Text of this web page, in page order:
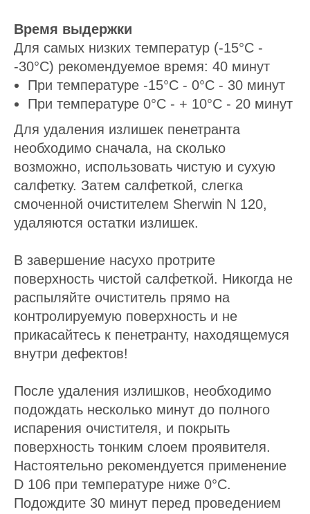
Время выдержки
Для самых низких температур (-15°С -
-30°С) рекомендуемое время: 40 минут
При температуре -15°С - 0°С - 30 минут
При температуре 0°С - + 10°С - 20 минут
Для удаления излишек пенетранта
необходимо сначала, на сколько
возможно, использовать чистую и сухую
салфетку. Затем салфеткой, слегка
смоченной очистителем Sherwin N 120,
удаляются остатки излишек.
В завершение насухо протрите
поверхность чистой салфеткой. Никогда не
распыляйте очиститель прямо на
контролируемую поверхность и не
прикасайтесь к пенетранту, находящемуся
внутри дефектов!
После удаления излишков, необходимо
подождать несколько минут до полного
испарения очистителя, и покрыть
поверхность тонким слоем проявителя.
Настоятельно рекомендуется применение
D 106 при температуре ниже 0°С.
Подождите 30 минут перед проведением